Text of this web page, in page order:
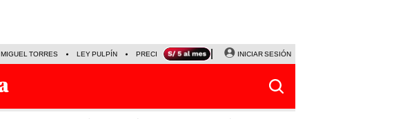
MIGUEL TORRES LEY PULPÍN PRECIO DEL DÓLAR CORTE DE LUZ VIERNES 7 DE AGOSTO
INICIAR SESIÓN